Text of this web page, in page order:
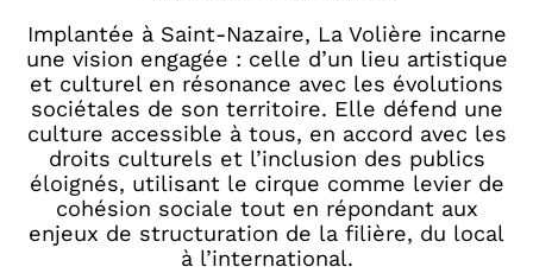
Implantée à Saint-Nazaire, La Volière incarne
une vision engagée : celle d’un lieu artistique
et culturel en résonance avec les évolutions
sociétales de son territoire. Elle défend une
culture accessible à tous, en accord avec les
droits culturels et l’inclusion des publics
éloignés, utilisant le cirque comme levier de
cohésion sociale tout en répondant aux
enjeux de structuration de la filière, du local
à l’international.